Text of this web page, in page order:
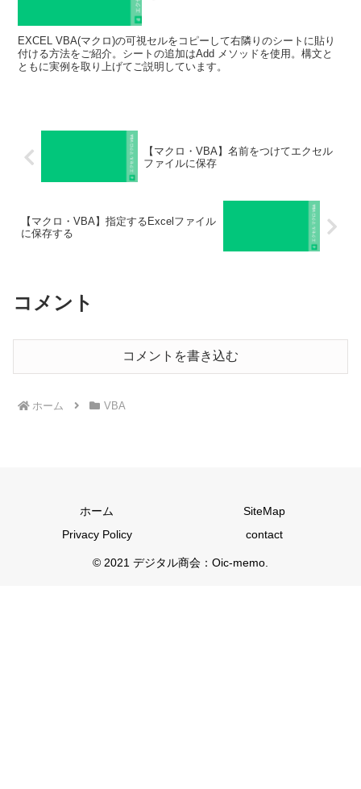
EXCEL VBA(マクロ)の可視セルをコピーして右隣りのシートに貼り
付ける方法をご紹介。シートの追加はAdd メソッドを使用。構文と
ともに実例を取り上げてご説明しています。
【マクロ・VBA】名前をつけてエクセル
ファイルに保存
【マクロ・VBA】指定するExcelファイル
に保存する
コメント
コメントを書き込む
ホーム VBA
ホーム
SiteMap
Privacy Policy
contact
© 2021 デジタル商会：Oic-memo.